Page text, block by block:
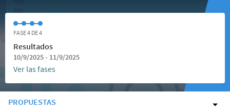
FASE 4 DE 4
Resultados
10/9/2025 - 11/9/2025
Ver las fases
PROPUESTAS